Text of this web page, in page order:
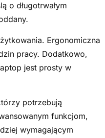
o długotrwałym
Ergonomiczna
pracy. Dodatkowo,
jest prosty w
potrzebują
funkcjom,
wymagającym